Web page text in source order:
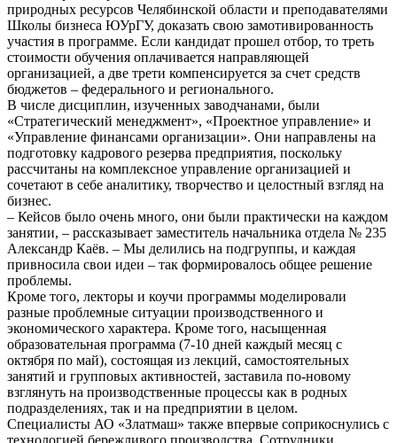
природных ресурсов Челябинской области и преподавателями
Школы бизнеса ЮУрГУ, доказать свою замотивированность
участия в программе. Если кандидат прошел отбор, то треть
стоимости обучения оплачивается направляющей
организацией, а две трети компенсируется за счет средств
бюджетов – федерального и регионального.
В числе дисциплин, изученных заводчанами, были
«Стратегический менеджмент», «Проектное управление» и
«Управление финансами организации». Они направлены на
подготовку кадрового резерва предприятия, поскольку
рассчитаны на комплексное управление организацией и
сочетают в себе аналитику, творчество и целостный взгляд на
бизнес.
– Кейсов было очень много, они были практически на каждом
занятии, – рассказывает заместитель начальника отдела № 235
Александр Каёв. – Мы делились на подгруппы, и каждая
привносила свои идеи – так формировалось общее решение
проблемы.
Кроме того, лекторы и коучи программы моделировали
разные проблемные ситуации производственного и
экономического характера. Кроме того, насыщенная
образовательная программа (7-10 дней каждый месяц с
октября по май), состоящая из лекций, самостоятельных
занятий и групповых активностей, заставила по-новому
взглянуть на производственные процессы как в родных
подразделениях, так и на предприятии в целом.
Специалисты АО «Златмаш» также впервые соприкоснулись с
технологией бережливого производства. Сотрудники